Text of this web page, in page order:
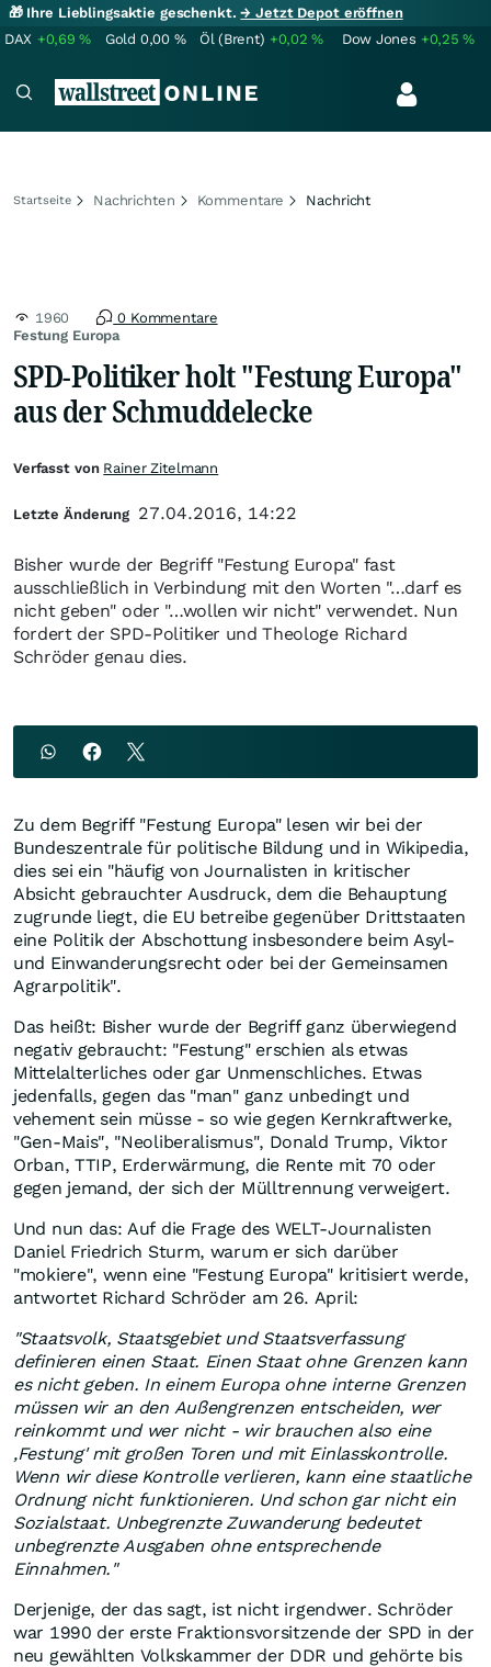
🎁 Ihre Lieblingsaktie geschenkt.→ Jetzt Depot eröffnen
DAX +0,69% Gold 0,00 % Öl (Brent) +0,02% Dow Jones +0,25%
Startseite Nachrichten Kommentare Nachricht
Festung Europa
1960 0 Kommentare
SPD-Politiker holt "Festung Europa"
aus der Schmuddelecke
Bisher wurde der Begriff "Festung Europa" fast
ausschließlich in Verbindung mit den Worten "…darf es
nicht geben" oder "…wollen wir nicht" verwendet. Nun
fordert der SPD-Politiker und Theologe Richard
Schröder genau dies.
Zu dem Begriff "Festung Europa" lesen wir bei der
Bundeszentrale für politische Bildung und in Wikipedia,
dies sei ein "häufig von Journalisten in kritischer
Absicht gebrauchter Ausdruck, dem die Behauptung
zugrunde liegt, die EU betreibe gegenüber Drittstaaten
eine Politik der Abschottung insbesondere beim Asyl-
und Einwanderungsrecht oder bei der Gemeinsamen
Agrarpolitik".
Das heißt: Bisher wurde der Begriff ganz überwiegend
negativ gebraucht: "Festung" erschien als etwas
Mittelalterliches oder gar Unmenschliches. Etwas
jedenfalls, gegen das "man" ganz unbedingt und
vehement sein müsse - so wie gegen Kernkraftwerke,
"Gen-Mais", "Neoliberalismus", Donald Trump, Viktor
Orban, TTIP, Erderwärmung, die Rente mit 70 oder
gegen jemand, der sich der Mülltrennung verweigert.
Und nun das: Auf die Frage des WELT-Journalisten
Daniel Friedrich Sturm, warum er sich darüber
"mokiere", wenn eine "Festung Europa" kritisiert werde,
antwortet Richard Schröder am 26. April:
"Staatsvolk, Staatsgebiet und Staatsverfassung
definieren einen Staat. Einen Staat ohne Grenzen kann
es nicht geben. In einem Europa ohne interne Grenzen
müssen wir an den Außengrenzen entscheiden, wer
reinkommt und wer nicht - wir brauchen also eine
‚Festung' mit großen Toren und mit Einlasskontrolle.
Wenn wir diese Kontrolle verlieren, kann eine staatliche
Ordnung nicht funktionieren. Und schon gar nicht ein
Sozialstaat. Unbegrenzte Zuwanderung bedeutet
unbegrenzte Ausgaben ohne entsprechende
Einnahmen."
Derjenige, der das sagt, ist nicht irgendwer. Schröder
war 1990 der erste Fraktionsvorsitzende der SPD in der
neu gewählten Volkskammer der DDR und gehörte bis
Verfasst von Rainer Zitelmann
Letzte Änderung 27.04.2016, 14:22